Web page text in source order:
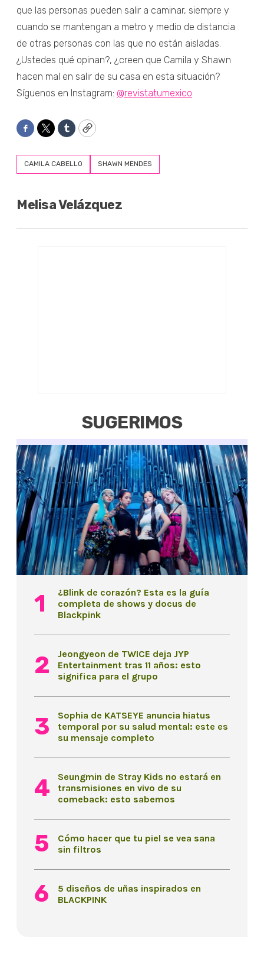
que las personas pueden salir a caminar, siempre y
cuando se mantengan a metro y medio de distancia
de otras personas con las que no están aisladas.
¿Ustedes qué opinan?, ¿creen que Camila y Shawn
hacen mal en salir de su casa en esta situación?
Síguenos en Instagram: @revistatumexico
Facebook
TwitterTumblrCopy
CAMILA CABELLO SHAWN MENDES
Melisa Velázquez
SUGERIMOS
¿Blink de corazón? Esta es la guía
completa de shows y docus de
Blackpink
Jeongyeon de TWICE deja JYP
Entertainment tras 11 años: esto
significa para el grupo
Sophia de KATSEYE anuncia hiatus
temporal por su salud mental: este es
su mensaje completo
Seungmin de Stray Kids no estará en
transmisiones en vivo de su
comeback: esto sabemos
Cómo hacer que tu piel se vea sana
sin filtros
5 diseños de uñas inspirados en
BLACKPINK